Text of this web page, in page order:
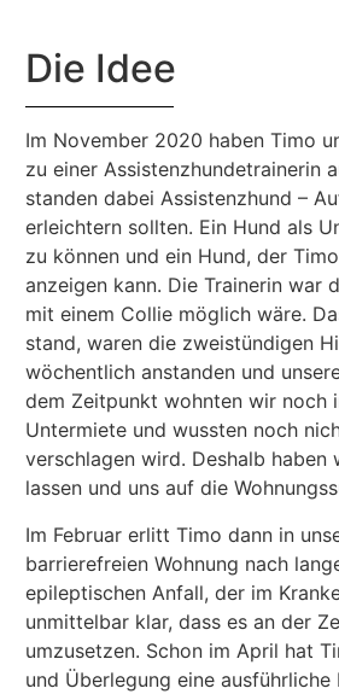
Die Idee
Im November 2020 haben Timo
zu einer Assistenzhundetrainerin
standen dabei Assistenzhund –
erleichtern sollten. Ein Hund als
zu können und ein Hund, der
anzeigen kann. Die Trainerin war
mit einem Collie möglich wäre.
stand, waren die zweistündigen
wöchentlich anstanden und
dem Zeitpunkt wohnten wir noch
Untermiete und wussten noch
verschlagen wird. Deshalb haben
lassen und uns auf die
Im Februar erlitt Timo dann in
barrierefreien Wohnung nach
epileptischen Anfall, der im
unmittelbar klar, dass es an der
umzusetzen. Schon im April hat
und Überlegung eine